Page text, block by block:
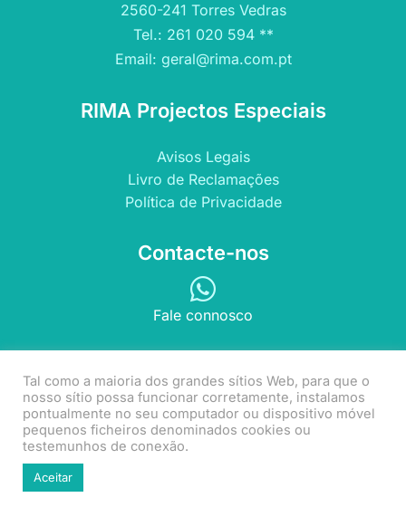
2560-241 Torres Vedras
Tel.: 261 020 594 **
Email: geral@rima.com.pt
RIMA Projectos Especiais
Avisos Legais
Livro de Reclamações
Política de Privacidade
Contacte-nos
Fale connosco
Copyright © 2022 RIMA Projectos Especiais | Todos os
direitos reservados.
** Chamada para a rede fixa nacional
Tal como a maioria dos grandes sítios Web, para que o
nosso sítio possa funcionar corretamente, instalamos
pontualmente no seu computador ou dispositivo móvel
pequenos ficheiros denominados cookies ou
testemunhos de conexão.
Aceitar